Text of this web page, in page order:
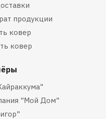
продукции
ковер
ковер
"Мой Дом"